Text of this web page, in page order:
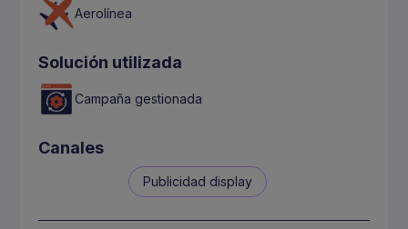
Aerolínea
Solución utilizada
Campaña gestionada
Canales
Publicidad display